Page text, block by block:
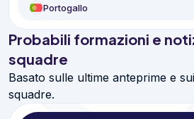
Portogallo
Probabili formazioni e
squadre
Basato sulle ultime anteprime e
squadre.